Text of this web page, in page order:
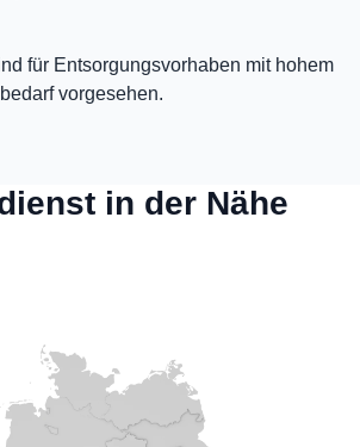
für Entsorgungsvorhaben mit hohem
vorgesehen.
in der Nähe